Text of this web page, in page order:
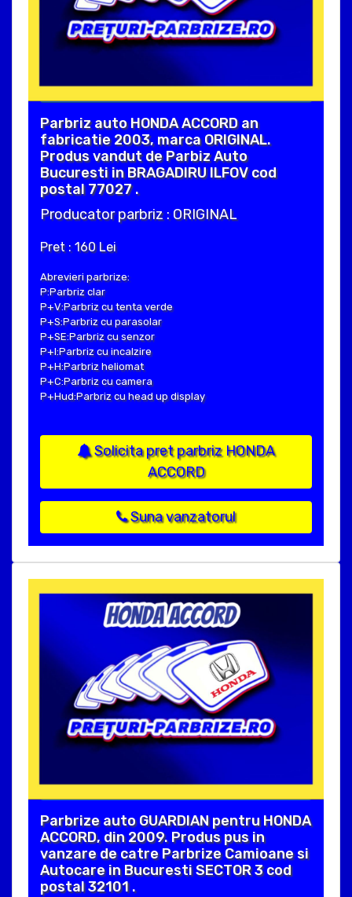
Parbriz auto HONDA ACCORD an
fabricatie 2003, marca ORIGINAL.
Produs vandut de Parbiz Auto
Bucuresti in BRAGADIRU ILFOV cod
postal 77027 .
Producator parbriz : ORIGINAL
Pret : 160 Lei
Abrevieri parbrize:
P:Parbriz clar
P+V:Parbriz cu tenta verde
P+S:Parbriz cu parasolar
P+SE:Parbriz cu senzor
P+I:Parbriz cu incalzire
P+H:Parbriz heliomat
P+C:Parbriz cu camera
P+Hud:Parbriz cu head up display
Solicita pret parbriz HONDA
ACCORD
Suna vanzatorul
Parbrize auto GUARDIAN pentru HONDA
ACCORD, din 2009. Produs pus in
vanzare de catre Parbrize Camioane si
Autocare in Bucuresti SECTOR 3 cod
postal 32101 .